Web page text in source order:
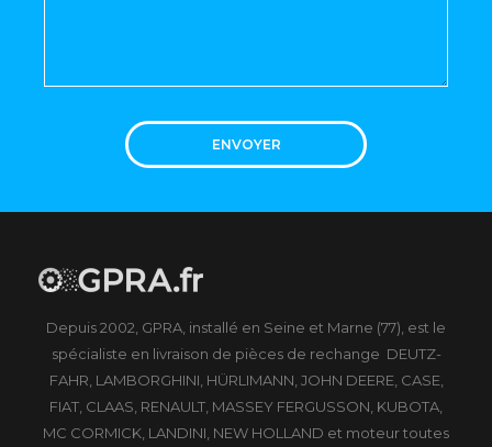
ENVOYER
Depuis 2002, GPRA, installé en Seine et Marne (77), est le
spécialiste en livraison de pièces de rechange DEUTZ-
FAHR, LAMBORGHINI, HÜRLIMANN, JOHN DEERE, CASE,
FIAT, CLAAS, RENAULT, MASSEY FERGUSSON, KUBOTA,
MC CORMICK, LANDINI, NEW HOLLAND et moteur toutes